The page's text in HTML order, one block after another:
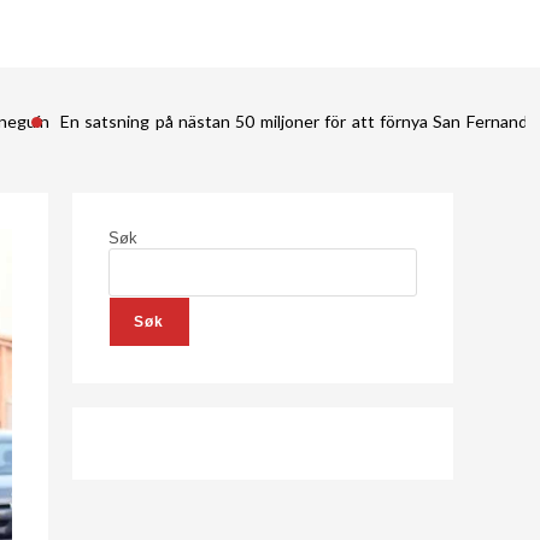
En satsning på nästan 50 miljoner för att förnya San
Søk
Søk